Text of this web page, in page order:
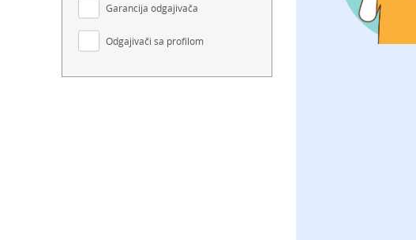
Garancija odgajivača
Odgajivači sa profilom